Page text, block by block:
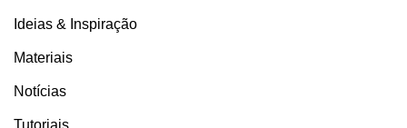
Ideias & Inspiração
Materiais
Notícias
Tutoriais